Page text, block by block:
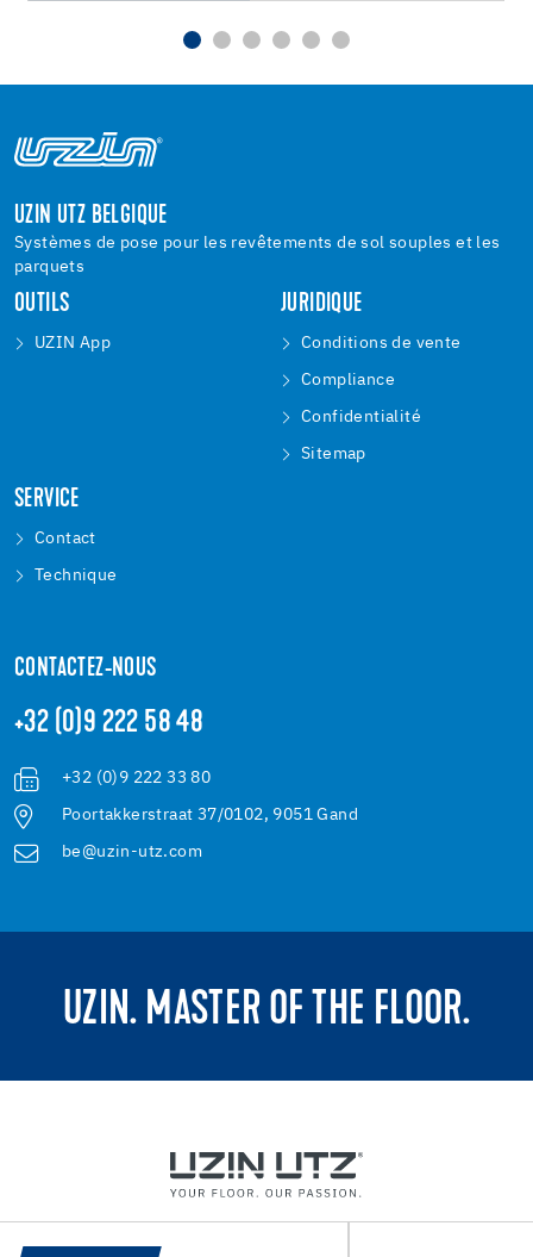
UZIN UTZ BELGIQUE
Systèmes de pose pour les revêtements de sol souples et les
parquets
OUTILS
UZIN App
JURIDIQUE
Conditions de vente
Compliance
Confidentialité
Sitemap
SERVICE
Contact
Technique
CONTACTEZ-NOUS
+32 (0)9 222 58 48
+32 (0)9 222 33 80
Poortakkerstraat 37/0102, 9051 Gand
be@uzin-utz.com
UZIN. MASTER OF THE FLOOR.